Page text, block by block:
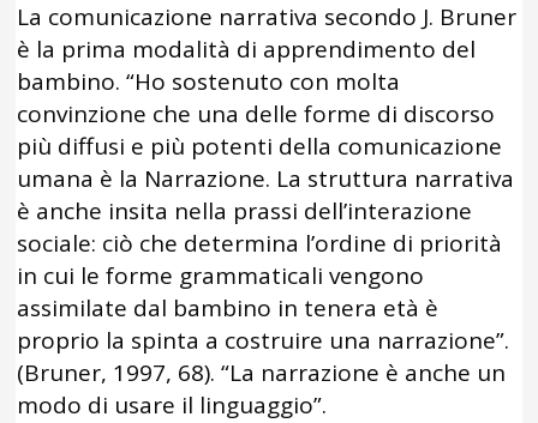
La comunicazione narrativa secondo J. Bruner
è la prima modalità di apprendimento del
bambino. “Ho sostenuto con molta
convinzione che una delle forme di discorso
più diffusi e più potenti della comunicazione
umana è la Narrazione. La struttura narrativa
è anche insita nella prassi dell’interazione
sociale: ciò che determina l’ordine di priorità
in cui le forme grammaticali vengono
assimilate dal bambino in tenera età è
proprio la spinta a costruire una narrazione”.
(Bruner, 1997, 68). “La narrazione è anche un
modo di usare il linguaggio”.